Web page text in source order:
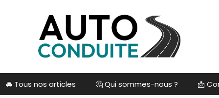
🚘 Tous nos articles 🤔 Qui sommes-nous ? 📩